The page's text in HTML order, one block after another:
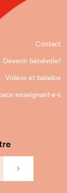
Contact
Devenir bénévole!
Vidéos et balados
enseignant·e⋅s